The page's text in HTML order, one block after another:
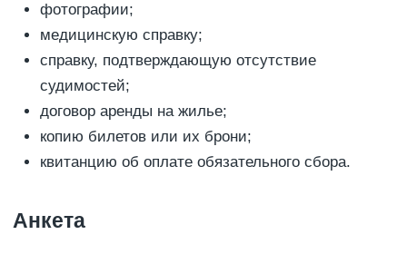
фотографии;
медицинскую справку;
справку, подтверждающую отсутствие
судимостей;
договор аренды на жилье;
копию билетов или их брони;
квитанцию об оплате обязательного сбора.
Анкета